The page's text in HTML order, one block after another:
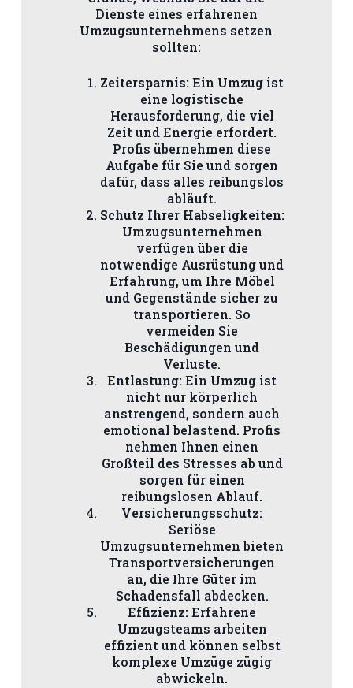
Dienste eines erfahrenen
Umzugsunternehmens setzen
sollten:
Zeitersparnis:Ein Umzug ist
eine logistische
Herausforderung, die viel
Zeit und Energie erfordert.
Profis übernehmen diese
Aufgabe für Sie und sorgen
dafür, dass alles reibungslos
abläuft.
Schutz Ihrer Habseligkeiten:
Umzugsunternehmen
verfügen über die
notwendige Ausrüstung und
Erfahrung, um Ihre Möbel
und Gegenstände sicher zu
transportieren. So
vermeiden Sie
Beschädigungen und
Verluste.
Entlastung:Ein Umzug ist
nicht nur körperlich
anstrengend, sondern auch
emotional belastend. Profis
nehmen Ihnen einen
Großteil des Stresses ab und
sorgen für einen
reibungslosen Ablauf.
Versicherungsschutz:
Seriöse
Umzugsunternehmen bieten
Transportversicherungen
an, die Ihre Güter im
Schadensfall abdecken.
Effizienz:Erfahrene
Umzugsteams arbeiten
effizient und können selbst
komplexe Umzüge zügig
abwickeln.